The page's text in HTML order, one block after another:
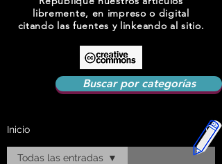
libremente, en impreso o digital
citando las fuentes y linkeando al sitio.
Buscar por categorías
Inicio
Todas las entradas